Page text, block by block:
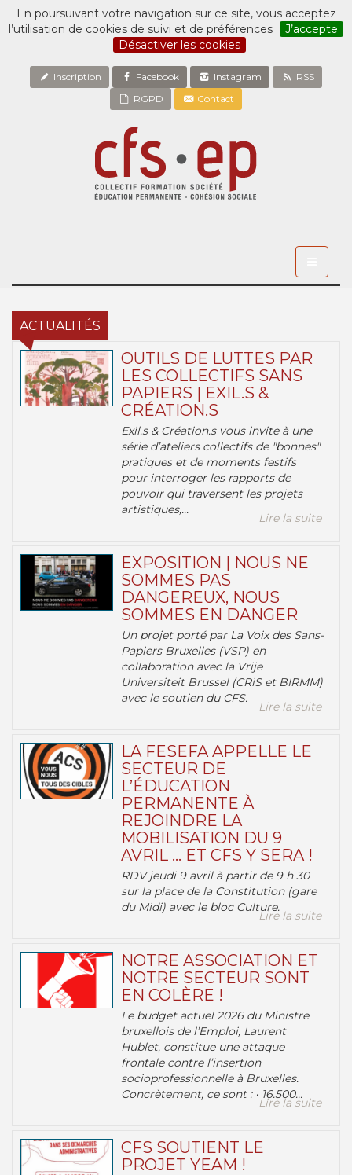
En poursuivant votre navigation sur ce site, vous acceptez
l’utilisation de cookies de suivi et de préférences
J’accepte
Désactiver les cookies
Inscription Facebook Instagram
RSS
RGPD
Contact
ACTUALITÉS
OUTILS DE LUTTES PAR
LES COLLECTIFS SANS
PAPIERS | EXIL.S &
CRÉATION.S
Exil.s & Création.s vous invite à une
série d’ateliers collectifs de "bonnes"
pratiques et de moments festifs
pour interroger les rapports de
pouvoir qui traversent les projets
artistiques,...
Lire la suite
EXPOSITION | NOUS NE
SOMMES PAS
DANGEREUX, NOUS
SOMMES EN DANGER
Un projet porté par La Voix des Sans-
Papiers Bruxelles (VSP) en
collaboration avec la Vrije
Universiteit Brussel (CRiS et BIRMM)
avec le soutien du CFS.
Lire la suite
LA FESEFA APPELLE LE
SECTEUR DE
L’ÉDUCATION
PERMANENTE À
REJOINDRE LA
MOBILISATION DU 9
AVRIL … ET CFS Y SERA !
RDV jeudi 9 avril à partir de 9 h 30
sur la place de la Constitution (gare
du Midi) avec le bloc Culture.
Lire la suite
NOTRE ASSOCIATION ET
NOTRE SECTEUR SONT
EN COLÈRE !
Le budget actuel 2026 du Ministre
bruxellois de l’Emploi, Laurent
Hublet, constitue une attaque
frontale contre l’insertion
socioprofessionnelle à Bruxelles.
Concrètement, ce sont : • 16.500...
Lire la suite
CFS SOUTIENT LE
PROJET YEAM !